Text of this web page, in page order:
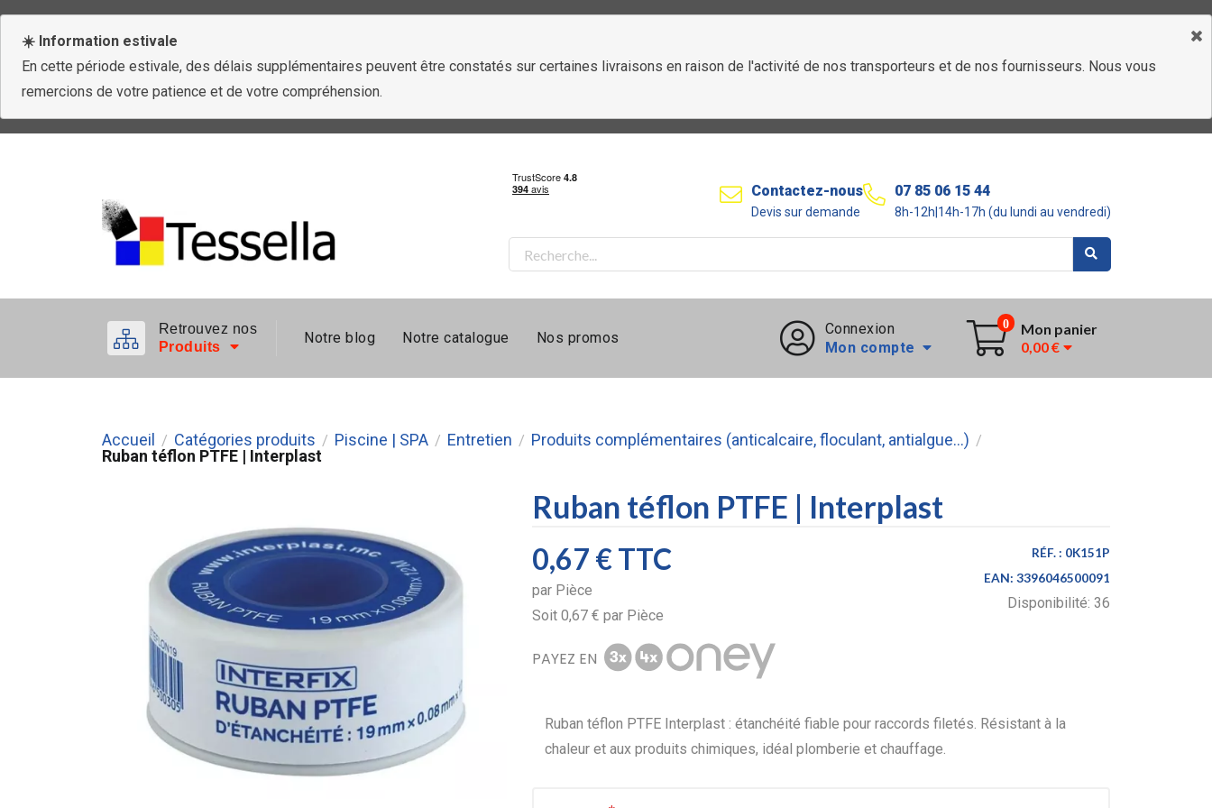
☀️ Information estivale
En cette période estivale, des délais supplémentaires peuvent être constatés sur certaines livraisons en raison de l'activité de nos transporteurs et de nos fournisseurs. Nous vous
remercions de votre patience et de votre compréhension.
Contactez-nous
Devis sur demande
07 85 06 15 44
8h-12h|14h-17h (du lundi au vendredi)
Retrouvez nos
Produits
Notre blog Notre catalogue Nos promos
Connexion
Mon compte
0
Mon panier
0,00 €
Accueil / Catégories produits / Piscine | SPA / Entretien / Produits complémentaires (anticalcaire, floculant, antialgue...) /
Ruban téflon PTFE | Interplast
Ruban téflon PTFE | Interplast
0,67 €TTC
par Pièce
Soit0,67 € par Pièce
RÉF. : 0K151P
EAN:3396046500091
Disponibilité:36
PAYEZ EN
Ruban téflon PTFE Interplast : étanchéité fiable pour raccords filetés. Résistant à la
chaleur et aux produits chimiques, idéal plomberie et chauffage.